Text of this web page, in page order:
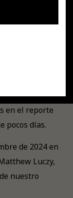
en el reporte
pocos días.
de 2024 en
Luczy,
nuestro